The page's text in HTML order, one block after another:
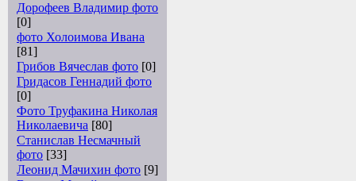
Дорофеев Владимир фото
[0]
фото Холоимова Ивана
[81]
Грибов Вячеслав фото [0]
Гридасов Геннадий фото
[0]
Фото Труфакина Николая
Николаевича [80]
Станислав Несмачный
фото [33]
Леонид Мачихин фото [9]